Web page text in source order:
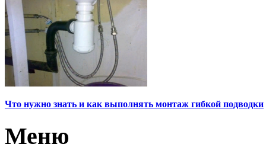
Что нужно знать и как выполнять монтаж гибкой подводки
Меню